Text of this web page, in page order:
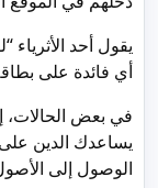
يقول أحد
أي فائدة على
في بعض الحالات،
يساعدك الدين
الوصول إلى